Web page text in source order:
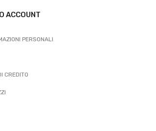
ACCOUNT
PERSONALI
CREDITO